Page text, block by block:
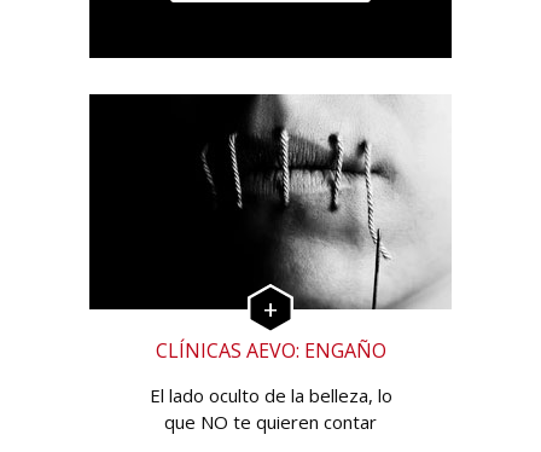
CLÍNICAS AEVO: ENGAÑO
El lado oculto de la belleza, lo
que NO te quieren contar